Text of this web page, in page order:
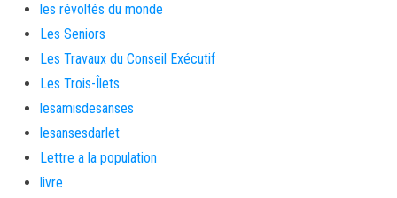
les révoltés du monde
Les Seniors
Les Travaux du Conseil Exécutif
Les Trois-Îlets
lesamisdesanses
lesansesdarlet
Lettre a la population
livre